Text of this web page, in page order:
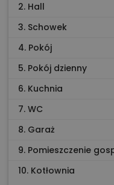
2. Hall
3. Schowek
4. Pokój
5. Pokój dzienny
6. Kuchnia
7. WC
8. Garaż
9. Pomieszczenie
10. Kotłownia